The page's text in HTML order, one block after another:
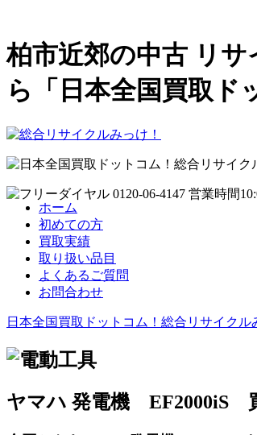
柏市近郊の中古 リ
ら「日本全国買取ド
ホーム
初めての方
買取実績
取り扱い品目
よくあるご質問
お問合わせ
日本全国買取ドットコム！総合リサイクル
ヤマハ 発電機 EF2000iS